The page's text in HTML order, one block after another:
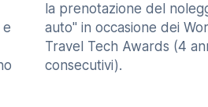
la prenotazione del
auto" in occasione dei
Travel Tech Awards (4
consecutivi).